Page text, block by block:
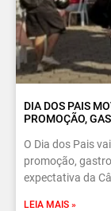
DIA DOS PAIS
PROMOÇÃO,
O Dia dos Pais
promoção,
expectativa da
LEIA MAIS »